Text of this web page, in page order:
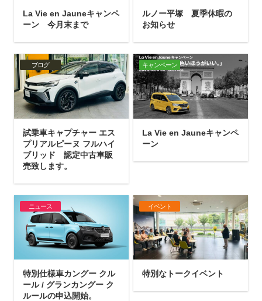
La Vie en Jauneキャンペ
ーン 今月末まで
ルノー平塚 夏季休暇の
お知らせ
ブログ
試乗車キャプチャー エス
プリアルピーヌ フルハイ
ブリッド 認定中古車販
売致します。
キャンペーン
La Vie en Jauneキャンペ
ーン
ニュース
特別仕様車カングー クル
ール / グランカングー ク
ルールの申込開始。
イベント
特別なトークイベント